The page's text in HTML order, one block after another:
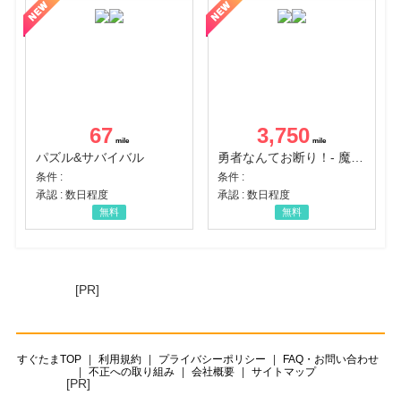
67
パズル&サバイバル
条件 :
承認 : 数日程度
無料
3,750
条件 :
承認 : 数日程度
無料
[PR]
すぐたまTOP 利用規約 プライバシーポリシー
FAQ・お問い合わせ
不正への取り組み
会社概要 サイトマップ
[PR]